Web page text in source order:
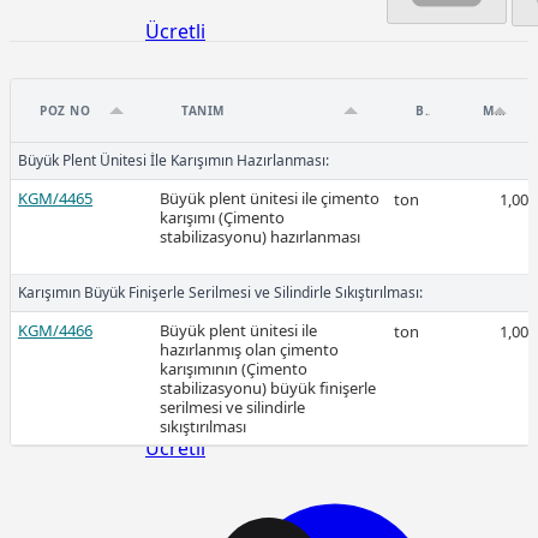
Ücretli
2026-Mart
Ücretli
Ücretli
POZ NO TANIM BIRIM MIKTAR
Büyük Plent Ünitesi İle Karışımın Hazırlanması:
KGM/4465
Büyük plent ünitesi ile çimento
karışımı (Çimento
stabilizasyonu) hazırlanması
ton 1,00
Karışımın Büyük Finişerle Serilmesi ve Silindirle Sıkıştırılması:
KGM/4466
Büyük plent ünitesi ile
hazırlanmış olan çimento
karışımının (Çimento
stabilizasyonu) büyük finişerle
serilmesi ve silindirle
sıkıştırılması
ton 1,00